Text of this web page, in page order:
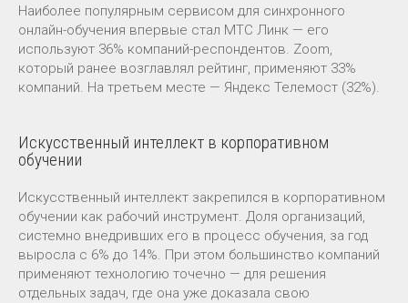
Наиболее популярным сервисом для синхронного
онлайн-обучения впервые стал МТС Линк — его
используют 36% компаний-респондентов. Zoom,
который ранее возглавлял рейтинг, применяют 33%
компаний. На третьем месте — Яндекс Телемост (32%).
Искусственный интеллект в корпоративном
обучении
Искусственный интеллект закрепился в корпоративном
обучении как рабочий инструмент. Доля организаций,
системно внедривших его в процесс обучения, за год
выросла с 6% до 14%. При этом большинство компаний
применяют технологию точечно — для решения
отдельных задач, где она уже доказала свою